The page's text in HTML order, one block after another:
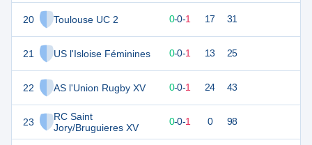
20 Toulouse UC 2
21 US l'Isloise Féminines
22 AS l'Union Rugby XV
23
RC Saint
Jory/Bruguieres XV
0-0-1 17 31
0 1 0-0-1 13 25
0 0-0-1 24 43
0 0-0-1 0 98